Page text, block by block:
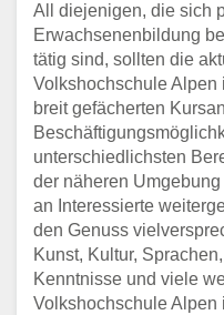
All diejenigen, die sich
Erwachsenenbildung
tätig sind, sollten die
Volkshochschule
breit gefächerten
unterschiedlichsten
der näheren
an Interessierte
den Genuss
Kunst, Kultur,
Kenntnisse und viele
Volkshochschule Alpen